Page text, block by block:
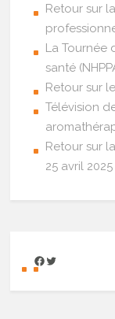
Retour sur
La Tournée
santé
Retour sur
Télévision
Retour sur
25 avril 2025